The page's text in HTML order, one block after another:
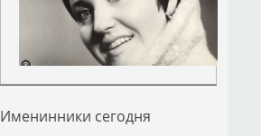
Именинники сегодня